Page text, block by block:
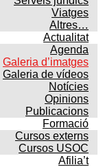
Viatges
Altres…
Actualitat
Agenda
Galeria d’imatges
Galeria de vídeos
Notícies
Opinions
Publicacions
Formació
Cursos externs
Cursos USOC
Afilia’t